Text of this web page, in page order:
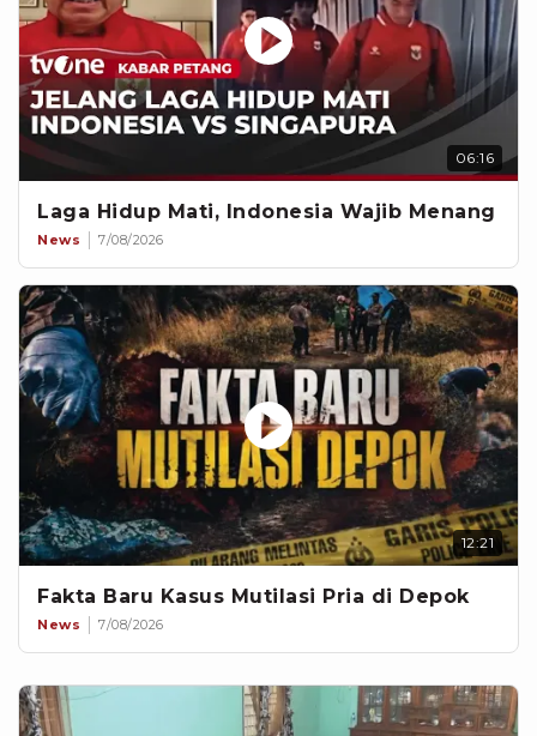
06:16
Laga Hidup Mati, Indonesia Wajib Menang
News 7/08/2026
12:21
Fakta Baru Kasus Mutilasi Pria di Depok
News 7/08/2026